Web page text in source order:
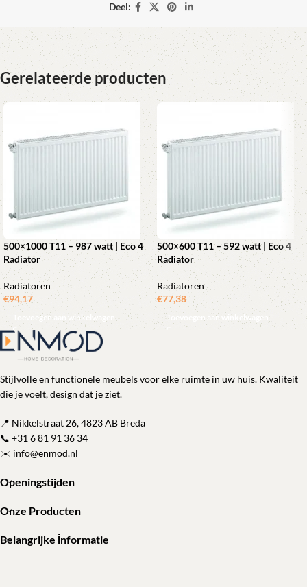
Deel:
Gerelateerde producten
500×1000 T11 – 987 watt | Eco 4
Radiator
Radiatoren
€94,17
Toevoegen aan winkelwagen
500×600 T11 – 592 watt | Eco 4
Radiator
Radiatoren
€77,38
Toevoegen aan winkelwagen
Stijlvolle en functionele meubels voor elke ruimte in uw huis. Kwaliteit
die je voelt, design dat je ziet.
📍 Nikkelstraat 26, 4823 AB Breda
📞 +31 6 81 91 36 34
✉️ info@enmod.nl
Openingstijden
Onze Producten
Belangrijke İnformatie